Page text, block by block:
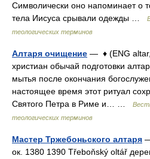
Символически оно напоминает о
тела Иисуса срывали одежды …
теологических терминов
Алтаря очищение — ♦ (ENG
христиан обычай подготовки
мытья после окончания
настоящее время этот ритуал
Святого Петра в Риме и… …
теологических терминов
Мастер Тржебоньского алтаря
ок. 1380 1390 Třeboňský oltář